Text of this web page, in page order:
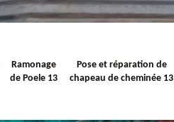
Ramonage
de Poele 13
Pose et réparation de
chapeau de cheminée 13